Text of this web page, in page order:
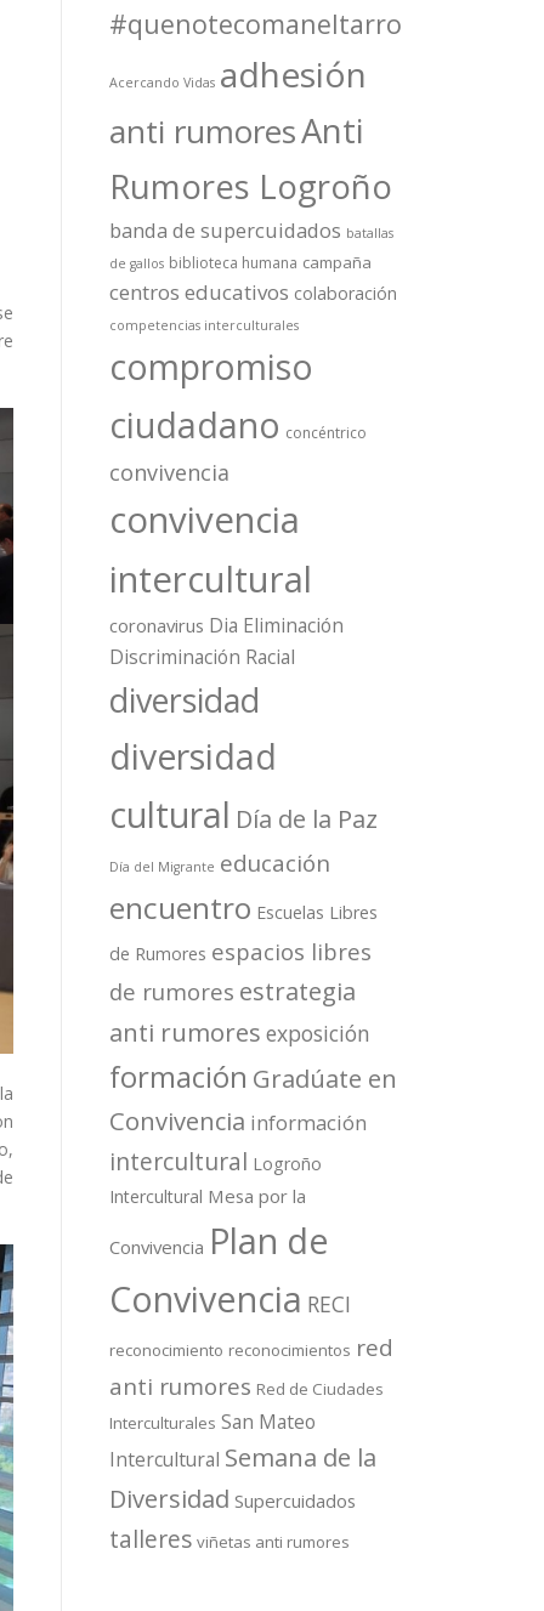
#quenotecomaneltarro
Acercando Vidas adhesión
anti rumoresAnti
Rumores Logroño
banda de supercuidados batallas
de gallos biblioteca humana campaña
centros educativos colaboración
competencias interculturales
compromiso
ciudadano concéntrico
convivencia
convivencia
intercultural
coronavirus Dia Eliminación
Discriminación Racial
diversidad
diversidad
cultural Día de la Paz
Día del Migrante educación
encuentro Escuelas Libres
de Rumores espacios libres
de rumores estrategia
anti rumores exposición
formación Gradúate en
Convivencia información
intercultural Logroño
Intercultural Mesa por la
Convivencia Plan de
Convivencia RECI
reconocimiento reconocimientos red
anti rumores Red de Ciudades
Interculturales San Mateo
Intercultural Semana de la
Diversidad Supercuidados
talleres viñetas anti rumores